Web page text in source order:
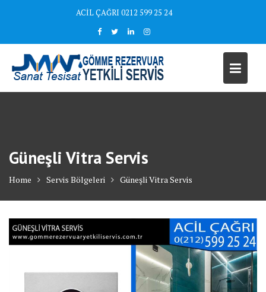
ACİL ÇAĞRI 0212 599 25 24
Güneşli Vitra Servis
Home Servis Bölgeleri Güneşli Vitra Servis